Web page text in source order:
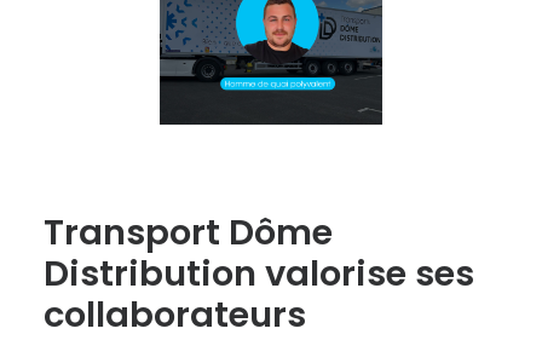
Transport Dôme
Distribution valorise ses
collaborateurs